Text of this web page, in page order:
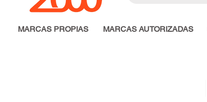
MARCAS PROPIAS MARCAS AUTORIZADAS